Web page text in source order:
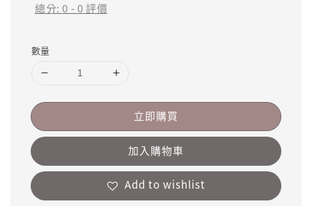
總分:0 -0評價
數量
立即購買
加入購物車
Add to wishlist